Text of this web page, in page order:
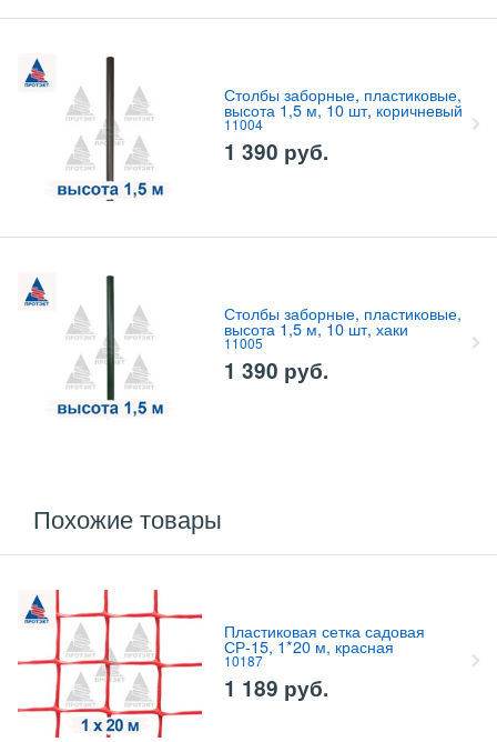
Столбы заборные, пластиковые,
высота 1,5 м, 10 шт, коричневый
11004
1 390 руб.
Столбы заборные, пластиковые,
высота 1,5 м, 10 шт, хаки
11005
1 390 руб.
Похожие товары
Пластиковая сетка садовая
СР-15, 1*20 м, красная
10187
1 189 руб.